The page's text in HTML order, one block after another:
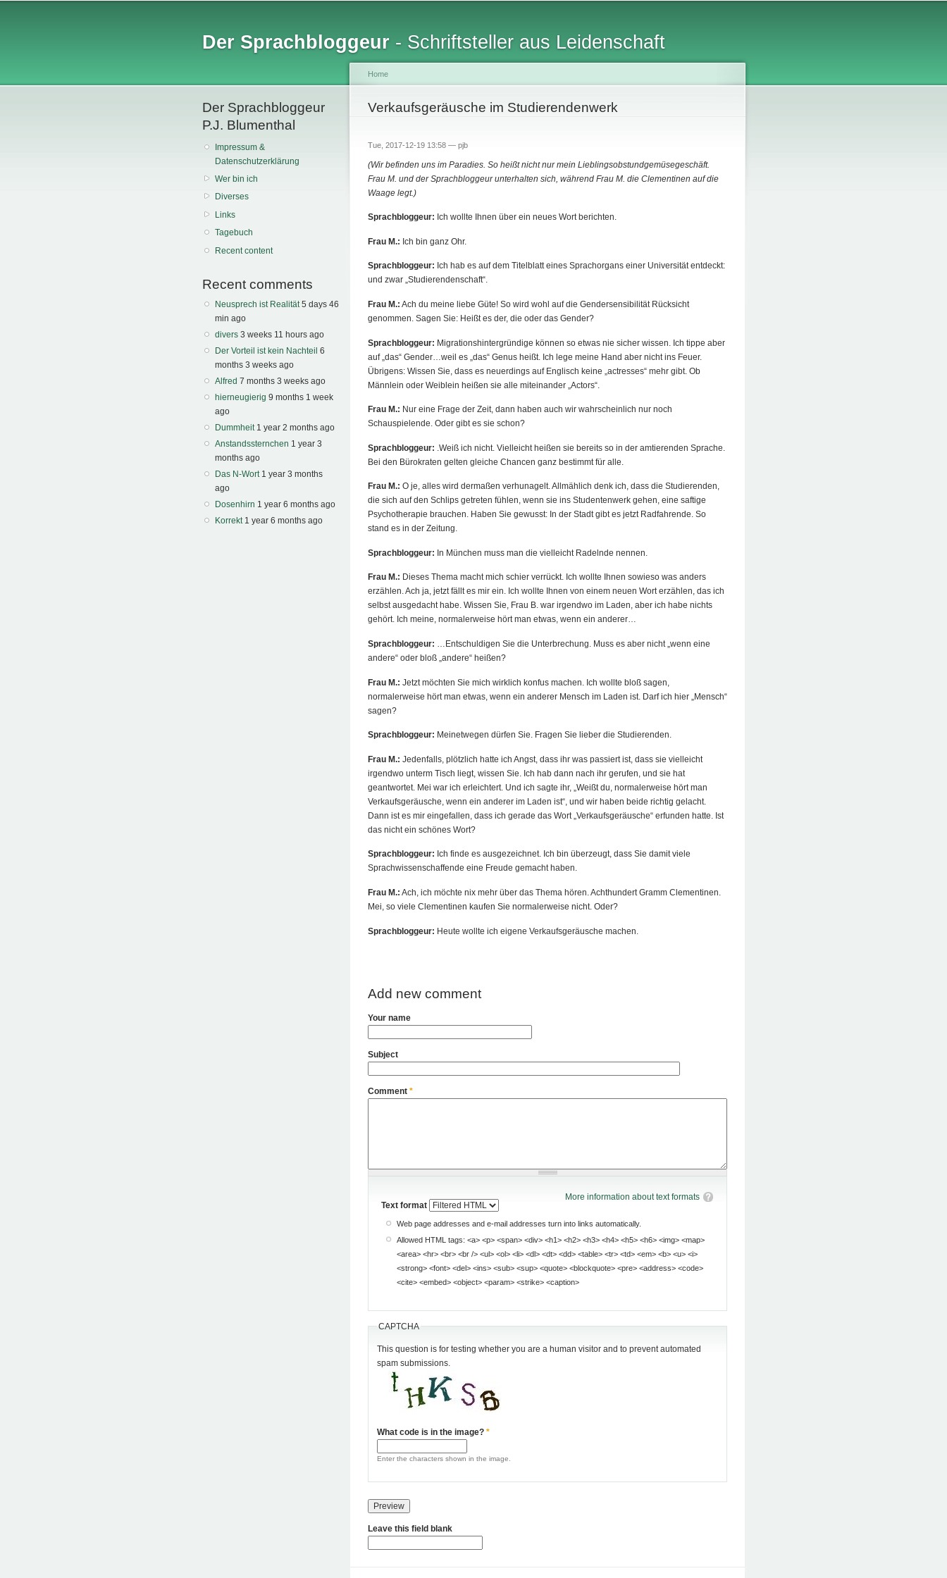
content
Der Sprachbloggeur - Schriftsteller aus Leidenschaft
Der Sprachbloggeur
P.J. Blumenthal
Impressum &
Datenschutzerklärung
Wer bin ich
Diverses
Links
Tagebuch
Recent content
Recent comments
Neusprech ist Realität 5 days 46
min ago
divers 3 weeks 11 hours ago
Der Vorteil ist kein Nachteil 6
months 3 weeks ago
Alfred 7 months 3 weeks ago
hierneugierig 9 months 1 week
ago
Dummheit 1 year 2 months ago
Anstandssternchen 1 year 3
months ago
Das N-Wort 1 year 3 months
ago
Dosenhirn 1 year 6 months ago
Korrekt 1 year 6 months ago
You are here
Home
Verkaufsgeräusche im Studierendenwerk
Tue, 2017-12-19 13:58 — pjb
(Wir befinden uns im Paradies. So heißt nicht nur mein Lieblingsobstundgemüsegeschäft.
Frau M. und der Sprachbloggeur unterhalten sich, während Frau M. die Clementinen auf die
Waage legt.)
Sprachbloggeur: Ich wollte Ihnen über ein neues Wort berichten.
Frau M.: Ich bin ganz Ohr.
Sprachbloggeur: Ich hab es auf dem Titelblatt eines Sprachorgans einer Universität entdeckt:
und zwar „Studierendenschaft“.
Frau M.: Ach du meine liebe Güte! So wird wohl auf die Gendersensibilität Rücksicht
genommen. Sagen Sie: Heißt es der, die oder das Gender?
Sprachbloggeur: Migrationshintergründige können so etwas nie sicher wissen. Ich tippe aber
auf „das“ Gender…weil es „das“ Genus heißt. Ich lege meine Hand aber nicht ins Feuer.
Übrigens: Wissen Sie, dass es neuerdings auf Englisch keine „actresses“ mehr gibt. Ob
Männlein oder Weiblein heißen sie alle miteinander „Actors“.
Frau M.: Nur eine Frage der Zeit, dann haben auch wir wahrscheinlich nur noch
Schauspielende. Oder gibt es sie schon?
Sprachbloggeur: .Weiß ich nicht. Vielleicht heißen sie bereits so in der amtierenden Sprache.
Bei den Bürokraten gelten gleiche Chancen ganz bestimmt für alle.
Frau M.: O je, alles wird dermaßen verhunagelt. Allmählich denk ich, dass die Studierenden,
die sich auf den Schlips getreten fühlen, wenn sie ins Studentenwerk gehen, eine saftige
Psychotherapie brauchen. Haben Sie gewusst: In der Stadt gibt es jetzt Radfahrende. So
stand es in der Zeitung.
Sprachbloggeur: In München muss man die vielleicht Radelnde nennen.
Frau M.: Dieses Thema macht mich schier verrückt. Ich wollte Ihnen sowieso was anders
erzählen. Ach ja, jetzt fällt es mir ein. Ich wollte Ihnen von einem neuen Wort erzählen, das ich
selbst ausgedacht habe. Wissen Sie, Frau B. war irgendwo im Laden, aber ich habe nichts
gehört. Ich meine, normalerweise hört man etwas, wenn ein anderer…
Sprachbloggeur: …Entschuldigen Sie die Unterbrechung. Muss es aber nicht „wenn eine
andere“ oder bloß „andere“ heißen?
Frau M.: Jetzt möchten Sie mich wirklich konfus machen. Ich wollte bloß sagen,
normalerweise hört man etwas, wenn ein anderer Mensch im Laden ist. Darf ich hier „Mensch“
sagen?
Sprachbloggeur: Meinetwegen dürfen Sie. Fragen Sie lieber die Studierenden.
Frau M.: Jedenfalls, plötzlich hatte ich Angst, dass ihr was passiert ist, dass sie vielleicht
irgendwo unterm Tisch liegt, wissen Sie. Ich hab dann nach ihr gerufen, und sie hat
geantwortet. Mei war ich erleichtert. Und ich sagte ihr, „Weißt du, normalerweise hört man
Verkaufsgeräusche, wenn ein anderer im Laden ist“, und wir haben beide richtig gelacht.
Dann ist es mir eingefallen, dass ich gerade das Wort „Verkaufsgeräusche“ erfunden hatte. Ist
das nicht ein schönes Wort?
Sprachbloggeur: Ich finde es ausgezeichnet. Ich bin überzeugt, dass Sie damit viele
Sprachwissenschaffende eine Freude gemacht haben.
Frau M.: Ach, ich möchte nix mehr über das Thema hören. Achthundert Gramm Clementinen.
Mei, so viele Clementinen kaufen Sie normalerweise nicht. Oder?
Sprachbloggeur: Heute wollte ich eigene Verkaufsgeräusche machen.
Add new comment
Your name
Subject
Comment *
More information about text formats
Text format
Web page addresses and e-mail addresses turn into links automatically.
Allowed HTML tags: <a> <p> <span> <div> <h1> <h2> <h3> <h4> <h5> <h6> <img> <map>
<area> <hr> <br> <br /> <ul> <ol> <li> <dl> <dt> <dd> <table> <tr> <td> <em> <b> <u> <i>
<strong> <font> <del> <ins> <sub> <sup> <quote> <blockquote> <pre> <address> <code>
<cite> <embed> <object> <param> <strike> <caption>
CAPTCHA
This question is for testing whether you are a human visitor and to prevent automated
spam submissions.
What code is in the image?*
Enter the characters shown in the image.
Leave this field blank